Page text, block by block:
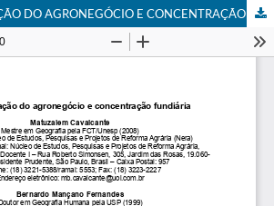
TERRITORIALIZAÇÃO DO AGRONEGÓCIO E CONCENTRAÇÃO FUNDIÁRIA